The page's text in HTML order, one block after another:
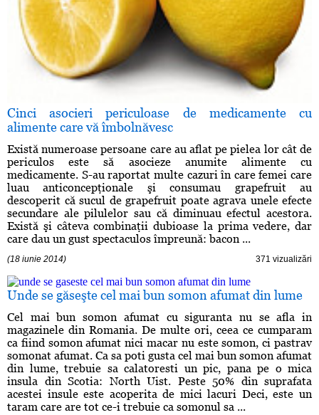
Cinci asocieri periculoase de medicamente cu
alimente care vă îmbolnăvesc
Există numeroase persoane care au aflat pe pielea lor cât de
periculos este să asocieze anumite alimente cu
medicamente. S-au raportat multe cazuri în care femei care
luau anticoncepţionale şi consumau grapefruit au
descoperit că sucul de grapefruit poate agrava unele efecte
secundare ale pilulelor sau că diminuau efectul acestora.
Există şi câteva combinaţii dubioase la prima vedere, dar
care dau un gust spectaculos împreună: bacon ...
(18 iunie 2014) 371 vizualizări
Unde se găseşte cel mai bun somon afumat din lume
Cel mai bun somon afumat cu siguranta nu se afla in
magazinele din Romania. De multe ori, ceea ce cumparam
ca fiind somon afumat nici macar nu este somon, ci pastrav
somonat afumat. Ca sa poti gusta cel mai bun somon afumat
din lume, trebuie sa calatoresti un pic, pana pe o mica
insula din Scotia: North Uist. Peste 50% din suprafata
acestei insule este acoperita de mici lacuri Deci, este un
taram care are tot ce-i trebuie ca somonul sa ...